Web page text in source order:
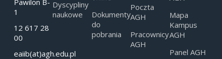
1
12 617 28
00
eaiib(at)agh.edu.pl
Dyscypliny
naukowe
Dokumenty
do
pobrania
Poczta
AGH
Pracownicy
AGH
Mapa
Kampus
AGH
Panel AGH